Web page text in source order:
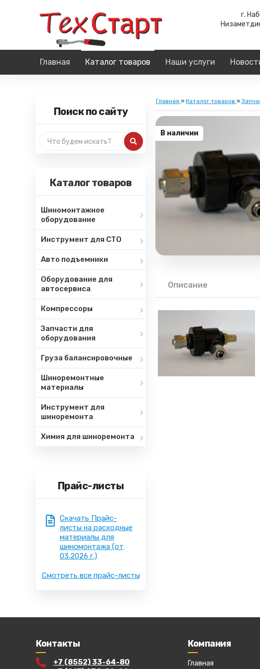
г.
Главная Каталог товаров Наши услуги
Поиск по сайту
Каталог товаров
Шиномонтажное
оборудование
Инструмент для СТО
Авто подъемники
Оборудование для
автосервиса
Компрессоры
Запчасти для
оборудования
Груза балансировочные
Шиноремонтные
материалы
Инструмент для
шиноремонта
Химия для шиноремонта
Прайс-листы
Скачать Прайс-
листы на расходные
материалы для
шиномонтажа (от
03.2026 г.)
Смотреть все прайс-листы
Главная » Каталог товаров »
В наличии
Описание
Контакты
+7 (8552) 33-64-80
Компания
Главная